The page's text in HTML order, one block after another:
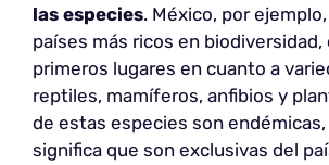
las especies. México, por
países más ricos en biodiversidad,
primeros lugares en cuanto a
reptiles, mamíferos, anfibios y
de estas especies son endémicas,
significa que son exclusivas del